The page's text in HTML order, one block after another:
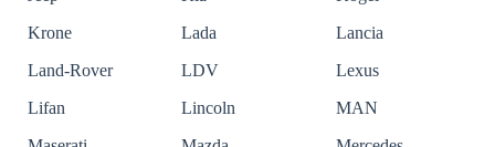
Krone
Lada
Lancia
Land-Rover
LDV
Lexus
Lifan
Lincoln
MAN